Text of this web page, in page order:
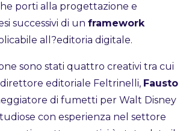
porti alla progettazione e
successivi di un framework
all?editoria digitale.
sono stati quattro creativi tra cui
direttore editoriale Feltrinelli, Fausto
di fumetti per Walt Disney
con esperienza nel settore